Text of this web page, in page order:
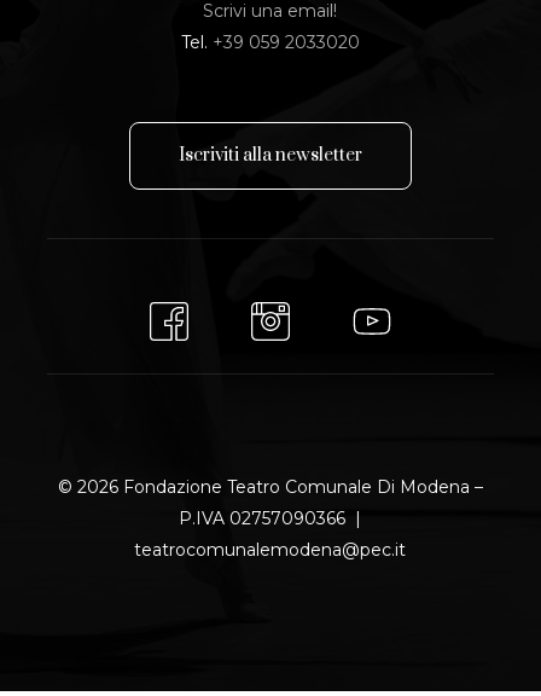
Scrivi una email!
Tel. +39 059 2033020
Iscriviti allanewsletter
© 2026 Fondazione Teatro Comunale Di Modena –
P.IVA 02757090366 |
teatrocomunalemodena@pec.it